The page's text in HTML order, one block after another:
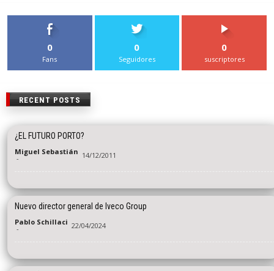
0
Fans
0
Seguidores
0
suscriptores
RECENT POSTS
¿EL FUTURO PORTO?
Miguel Sebastián
- 14/12/2011
Nuevo director general de Iveco Group
Pablo Schillaci
- 22/04/2024